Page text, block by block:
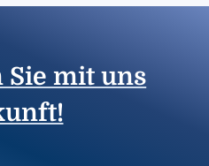
Sie mit uns